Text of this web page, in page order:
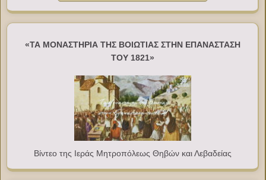
«ΤΑ ΜΟΝΑΣΤΗΡΙΑ ΤΗΣ ΒΟΙΩΤΙΑΣ ΣΤΗΝ ΕΠΑΝΑΣΤΑΣΗ
ΤΟΥ 1821»
Βίντεο της Ιεράς Μητροπόλεως Θηβών και Λεβαδείας